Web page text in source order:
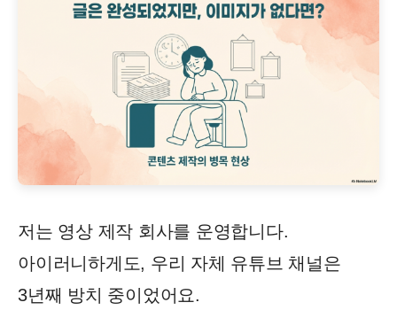
저는 영상 제작 회사를 운영합니다.
아이러니하게도, 우리 자체 유튜브 채널은
3년째 방치 중이었어요.